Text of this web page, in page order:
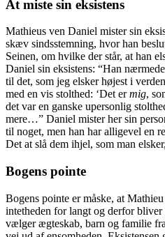
At miste sin eksistens
Mathieus ven Daniel mister sin
skæv sindsstemning, hvor han
Seinen, om hvilke der står, at han
Daniel sin eksistens: “Han
til det, som jeg elsker højest i
med en vis stolthed: ‘Det ermig,
det var en ganske upersonlig
mere…” Daniel mister her sin
til noget, men han har alligevel en
Det at slå dem ihjel, som man
Bogens pointe
Bogens pointe er måske, at
intetheden for langt og derfor bliver
vælger ægteskab, barn og familie